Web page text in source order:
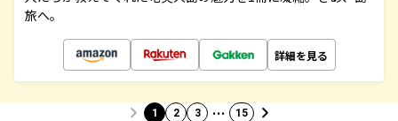
旅へ。
詳細を見る
1 2 3 … 15